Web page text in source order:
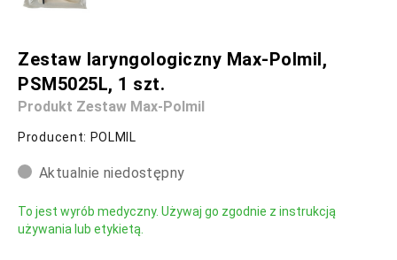
Zestaw laryngologiczny Max-Polmil,
PSM5025L, 1 szt.
Produkt Zestaw Max-Polmil
Producent: POLMIL
Aktualnie niedostępny
To jest wyrób medyczny. Używaj go zgodnie z instrukcją
używania lub etykietą.